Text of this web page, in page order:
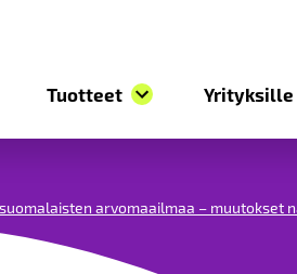
Tuotteet Yrityksille
arvomaailmaa – muutokset